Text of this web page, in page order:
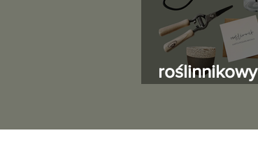
roślinnikowy